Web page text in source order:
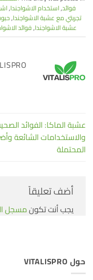
حول VITALISPRO
فوائد,استخدام الاشواجندا,
تجربتي مع عشبة الاشواجندا,
عشبة الاشواجندا,فوائد
عشبة الماكا: الفوائد
والاستخدامات الشائعة
المحتملة
أضف تعليقاً
يجب أنت تكونمسجل